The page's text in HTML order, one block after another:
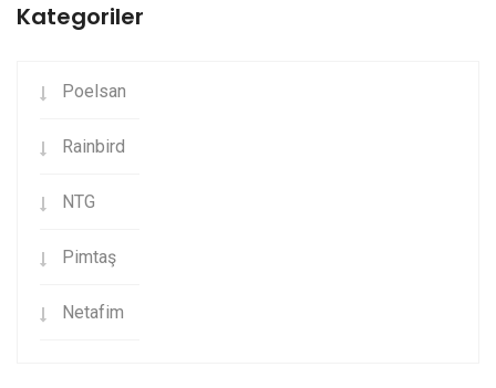
Kategoriler
Poelsan
Rainbird
NTG
Pimtaş
Netafim